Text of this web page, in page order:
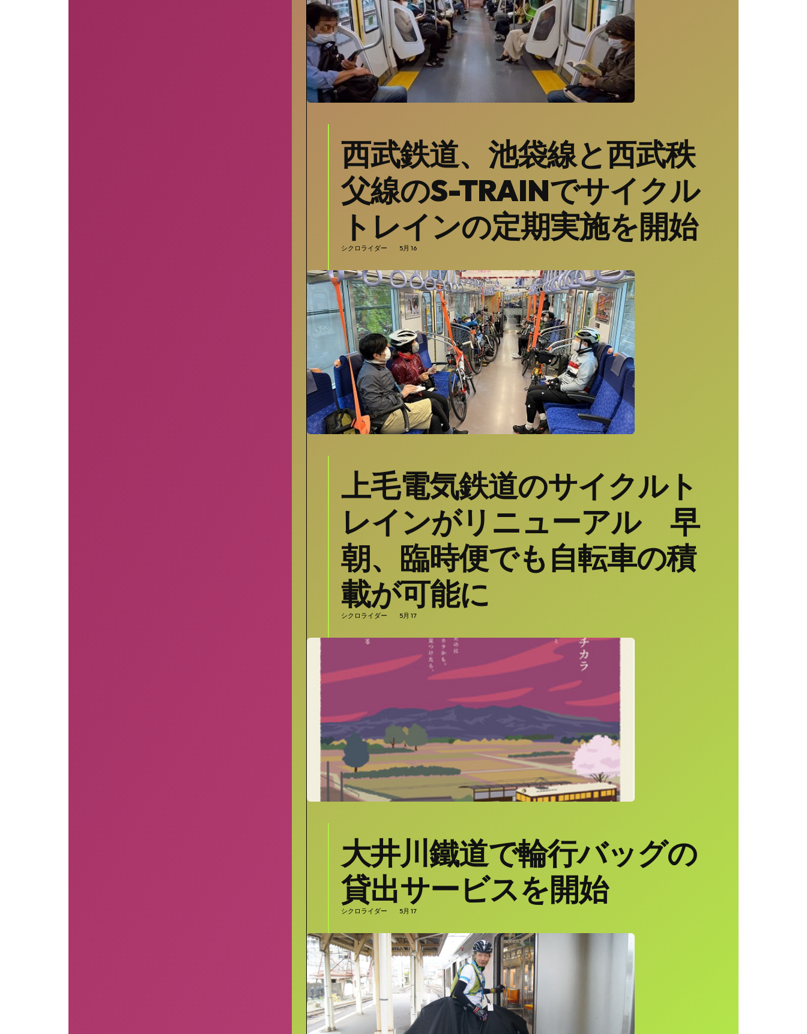
西武鉄道、池袋線と西武秩
父線のS-TRAINでサイクル
トレインの定期実施を開始
シクロライダー 5月 16
上毛電気鉄道のサイクルト
レインがリニューアル 早
朝、臨時便でも自転車の積
載が可能に
シクロライダー 5月 17
大井川鐵道で輪行バッグの
貸出サービスを開始
シクロライダー 5月 17